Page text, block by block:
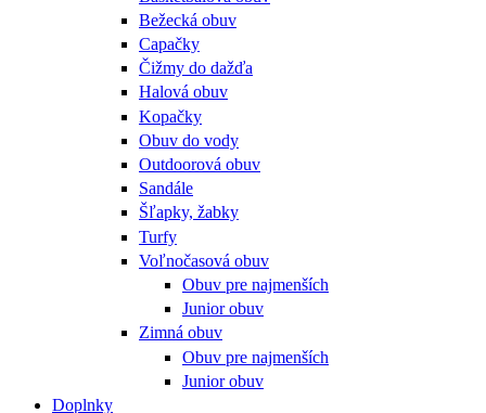
Bežecká obuv
Capačky
Čižmy do dažďa
Halová obuv
Kopačky
Obuv do vody
Outdoorová obuv
Sandále
Šľapky, žabky
Turfy
Voľnočasová obuv
Obuv pre najmenších
Junior obuv
Zimná obuv
Obuv pre najmenších
Junior obuv
Doplnky